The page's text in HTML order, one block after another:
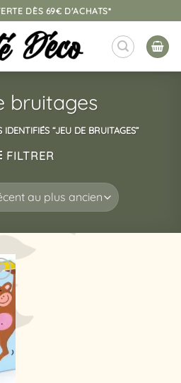
DÈS 69€ D'ACHATS*
bruitages
IDENTIFIÉS “JEU DE BRUITAGES”
FILTRER